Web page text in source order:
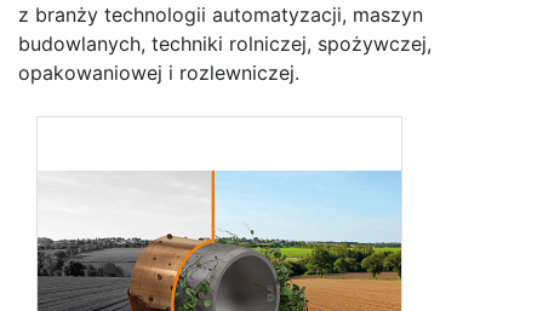
z branży technologii automatyzacji, maszyn
budowlanych, techniki rolniczej, spożywczej,
opakowaniowej i rozlewniczej.